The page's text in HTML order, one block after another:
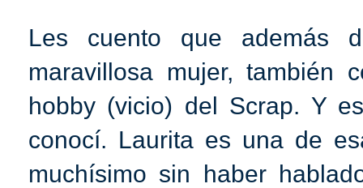
Les cuento que además
maravillosa mujer, también
hobby (vicio) del Scrap. Y
conocí. Laurita es una de
muchísimo sin haber